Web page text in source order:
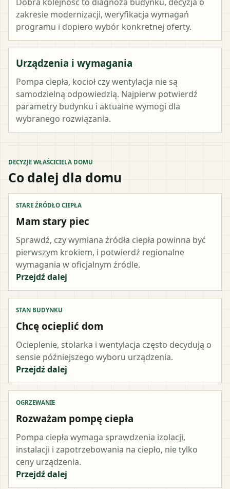
zakresie modernizacji, weryfikacja wymagań
programu i dopiero wybór konkretnej oferty.
Urządzenia i wymagania
Pompa ciepła, kocioł czy wentylacja nie są
samodzielną odpowiedzią. Najpierw potwierdź
parametry budynku i aktualne wymogi dla
wybranego rozwiązania.
DECYZJE WŁAŚCICIELA DOMU
Co dalej dla domu
STARE ŹRÓDŁO CIEPŁA
Mam stary piec
Sprawdź, czy wymiana źródła ciepła powinna być
pierwszym krokiem, i potwierdź regionalne
wymagania w oficjalnym źródle.
Przejdź dalej
STAN BUDYNKU
Chcę ocieplić dom
Ocieplenie, stolarka i wentylacja często decydują o
sensie późniejszego wyboru urządzenia.
Przejdź dalej
OGRZEWANIE
Rozważam pompę ciepła
Pompa ciepła wymaga sprawdzenia izolacji,
instalacji i zapotrzebowania na ciepło, nie tylko
ceny urządzenia.
Przejdź dalej